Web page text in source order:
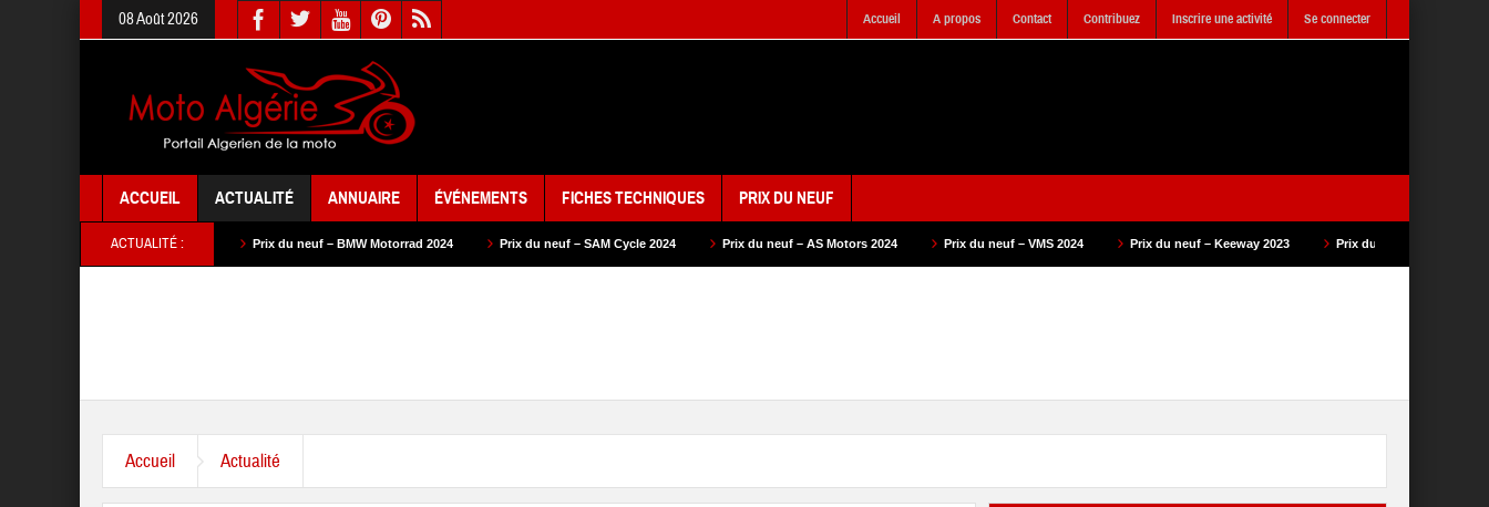
08 Août 2026 Accueil A propos Contact Contribuez Inscrire une activité Se connecter
ACCUEIL ACTUALITÉ ANNUAIRE ÉVÉNEMENTS FICHES TECHNIQUES PRIX DU NEUF
ACTUALITÉ :
Prix du neuf – BMW Motorrad 2024 Prix du neuf – SAM Cycle 2024 Prix du neuf – AS Motors 2024 Prix du neuf – VMS 2024 Prix du neuf – Keeway 2023 Prix du neuf – SAM Cycle 2023
Accueil Actualité